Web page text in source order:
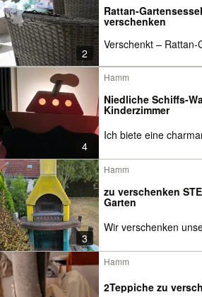
2
Rattan-Gartensessel
verschenken
Verschenkt – Rattan-
4
Hamm
Niedliche Schiffs-
Kinderzimmer
Ich biete eine
3
Hamm
zu verschenken
Garten
Wir verschenken
Hamm
2Teppiche zu